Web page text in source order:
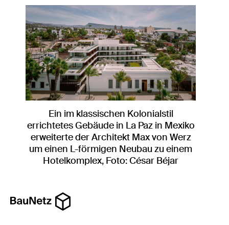
zurück
weiter
Ein im klassischen Kolonialstil
errichtetes Gebäude in La Paz in Mexiko
erweiterte der Architekt Max von Werz
um einen L-förmigen Neubau zu einem
Hotelkomplex, Foto: César Béjar